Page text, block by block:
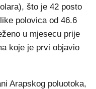
što je 42 posto
polovica od 46.6
u mjesecu prije
koje je prvi objavio
Arapskog poluotoka,